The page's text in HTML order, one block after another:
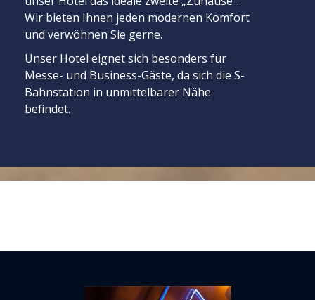
Wir bieten Ihnen jeden modernen Komfort
und verwöhnen Sie gerne.
Unser Hotel eignet sich besonders für
Messe- und Business-Gäste, da sich die S-
Bahnstation in unmittelbarer Nähe
befindet.